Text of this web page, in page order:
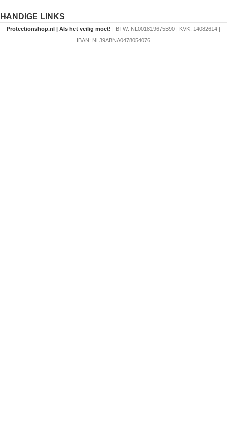
HANDIGE LINKS
Protectionshop.nl | Als het veilig moet! | BTW: NL001819675B90 | KVK: 14082614 |
IBAN: NL39ABNA0478054076